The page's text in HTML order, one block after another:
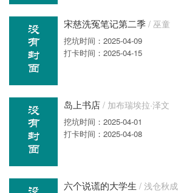
宋慈洗冤笔记第二季 / 巫童
挖坑时间：2025-04-09
打卡时间：2025-04-15
岛上书店 / 加布瑞埃拉·泽文
挖坑时间：2025-04-01
打卡时间：2025-04-08
六个说谎的大学生 / 浅仓秋成